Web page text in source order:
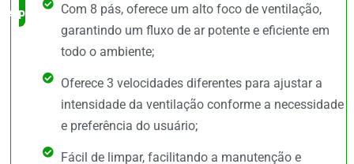
especialistaCom 8 pás, oferece um alto foco de ventilação,
garantindo um fluxo de ar potente e eficiente em
todo o ambiente;
Oferece 3 velocidades diferentes para ajustar a
intensidade da ventilação conforme a necessidade
e preferência do usuário;
Fácil de limpar, facilitando a manutenção e